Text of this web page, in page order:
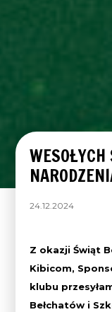
WESOŁYCH
24.12.2024
Z okazji Świąt
Kibicom,
klubu
Bełchatów i